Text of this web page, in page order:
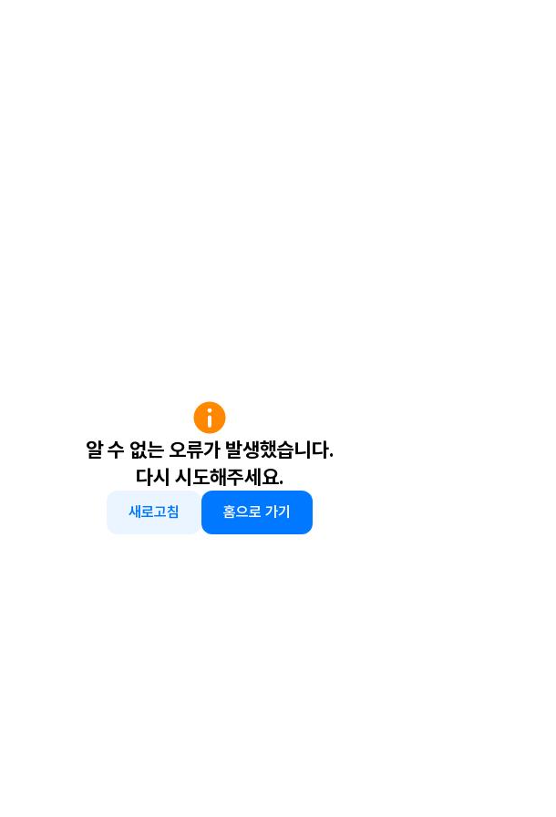
알 수 없는 오류가 발생했습니다.
다시 시도해주세요.
새로고침 홈으로 가기